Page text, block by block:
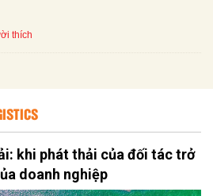
thích
khi phát thải của đối tác trở
doanh nghiệp